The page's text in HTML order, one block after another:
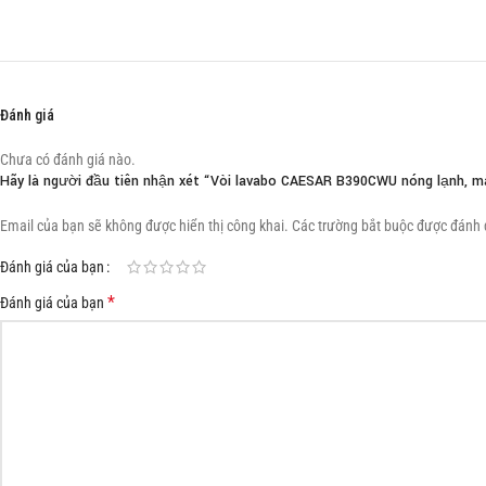
Đánh giá
Chưa có đánh giá nào.
Hãy là người đầu tiên nhận xét “Vòi lavabo CAESAR B390CWU nóng lạnh,
Email của bạn sẽ không được hiển thị công khai. Các trường bắt buộc được đánh
Đánh giá của bạn
Đánh giá của bạn *